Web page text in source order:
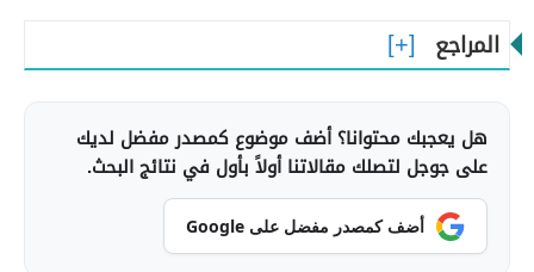
المراجع
هل يعجبك محتوانا؟ أضف موضوع كمصدر مفضل لديك
على جوجل لتصلك مقالاتنا أولاً بأول في نتائج البحث.
أضف كمصدر مفضل على Google